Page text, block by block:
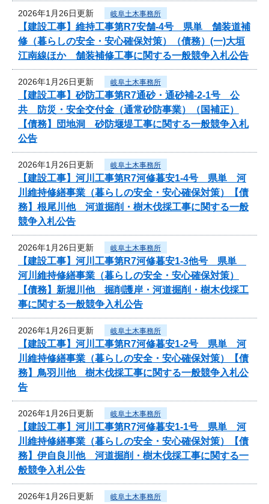
2026年1月26日更新 岐阜土木事務所
【建設工事】維持工事第R7安舗-4号 県単 舗装道補
修（暮らしの安全・安心確保対策）（債務）(一)大垣
江南線ほか 舗装補修工事に関する一般競争入札公告
2026年1月26日更新 岐阜土木事務所
【建設工事】砂防工事第R7通砂・通砂補-2-1号 公
共 防災・安全交付金（通常砂防事業）（国補正）
【債務】団地洞 砂防堰堤工事に関する一般競争入札
公告
2026年1月26日更新 岐阜土木事務所
【建設工事】河川工事第R7河修暮安1-4号 県単 河
川維持修繕事業（暮らしの安全・安心確保対策）【債
務】根尾川他 河道掘削・樹木伐採工事に関する一般
競争入札公告
2026年1月26日更新 岐阜土木事務所
【建設工事】河川工事第R7河修暮安1-3他号 県単
河川維持修繕事業（暮らしの安全・安心確保対策）
【債務】新堀川他 掘削護岸・河道掘削・樹木伐採工
事に関する一般競争入札公告
2026年1月26日更新 岐阜土木事務所
【建設工事】河川工事第R7河修暮安1-2号 県単 河
川維持修繕事業（暮らしの安全・安心確保対策）【債
務】鳥羽川他 樹木伐採工事に関する一般競争入札公
告
2026年1月26日更新 岐阜土木事務所
【建設工事】河川工事第R7河修暮安1-1号 県単 河
川維持修繕事業（暮らしの安全・安心確保対策）【債
務】伊自良川他 河道掘削・樹木伐採工事に関する一
般競争入札公告
2026年1月26日更新 岐阜土木事務所